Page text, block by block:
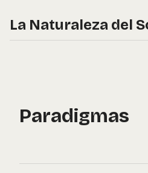
La Naturaleza del
Paradigmas